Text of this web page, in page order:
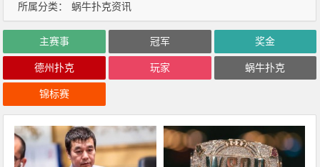
所属分类： 蜗牛扑克资讯
主赛事 冠军 奖金
德州扑克 玩家 蜗牛扑克
锦标赛